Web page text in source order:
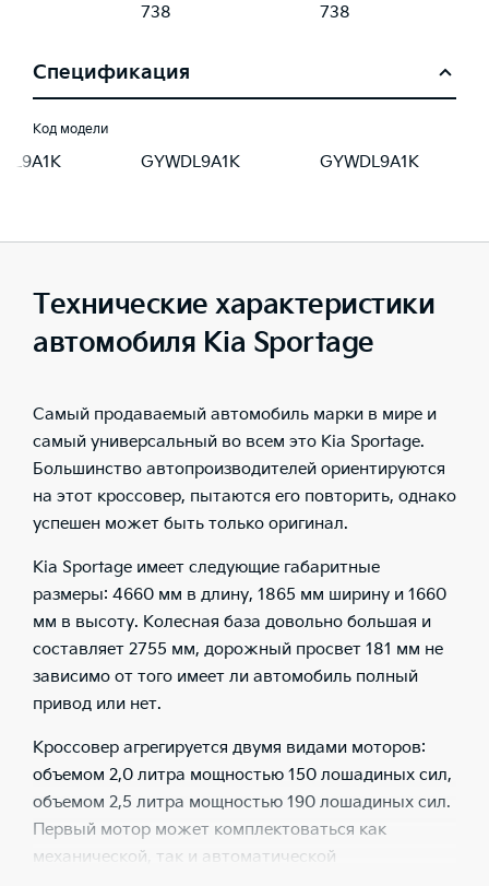
738 738
Спецификация
Код модели
GYWDL9A1K GYWDL9A1K
Технические характеристики
автомобиля Kia Sportage
Самый продаваемый автомобиль марки в мире и
самый универсальный во всем это Kia Sportage.
Большинство автопроизводителей ориентируются
на этот кроссовер, пытаются его повторить, однако
успешен может быть только оригинал.
Kia Sportage имеет следующие габаритные
размеры: 4660 мм в длину, 1865 мм ширину и 1660
мм в высоту. Колесная база довольно большая и
составляет 2755 мм, дорожный просвет 181 мм не
зависимо от того имеет ли автомобиль полный
привод или нет.
Кроссовер агрегируется двумя видами моторов:
объемом 2,0 литра мощностью 150 лошадиных сил,
объемом 2,5 литра мощностью 190 лошадиных сил.
Первый мотор может комплектоваться как
механической, так и автоматической